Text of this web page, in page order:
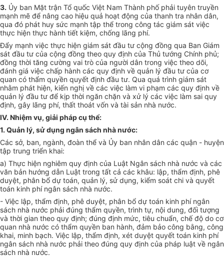
3. Ủy ban Mặt trận Tổ quốc Việt Nam Thành phố phải tuyên truyền
mạnh mẽ để nâng cao hiệu quả hoạt động của thanh tra nhân dân,
qua đó phát huy sức mạnh tập thể trong công tác giám sát việc
thực hiện thực hành tiết kiệm, chống lãng phí.
Đẩy mạnh việc thực hiện giám sát đầu tư cộng đồng qua Ban Giám
sát đầu tư của cộng đồng theo quy định của Thủ tướng Chính phủ;
đồng thời tăng cường vai trò của người dân trong việc theo dõi,
đánh giá việc chấp hành các quy định về quản lý đầu tư của cơ
quan có thẩm quyền quyết định đầu tư. Qua quá trình giám sát
nhằm phát hiện, kiến nghị về các việc làm vi phạm các quy định về
quản lý đầu tư để kịp thời ngăn chặn và xử lý các việc làm sai quy
định, gây lãng phí, thất thoát vốn và tài sản nhà nước.
IV. Nhiệm vụ, giải pháp cụ thể:
1. Quản lý, sử dụng ngân sách nhà nước:
Các sở, ban, ngành, đoàn thể và Ủy ban nhân dân các quận - huyện
tập trung triển khai:
a) Thực hiện nghiêm quy định của Luật Ngân sách nhà nước và các
văn bản hướng dẫn Luật trong tất cả các khâu: lập, thẩm định, phê
duyệt, phân bổ dự toán, quản lý, sử dụng, kiểm soát chi và quyết
toán kinh phí ngân sách nhà nước.
- Việc lập, thẩm định, phê duyệt, phân bổ dự toán kinh phí ngân
sách nhà nước phải đúng thẩm quyền, trình tự, nội dung, đối tượng
và thời gian theo quy định; đúng định mức, tiêu chuẩn, chế độ do cơ
quan nhà nước có thẩm quyền ban hành, đảm bảo công bằng, công
khai, minh bạch. Việc lập, thẩm định, xét duyệt quyết toán kinh phí
ngân sách nhà nước phải theo đúng quy định của pháp luật về ngân
sách nhà nước.